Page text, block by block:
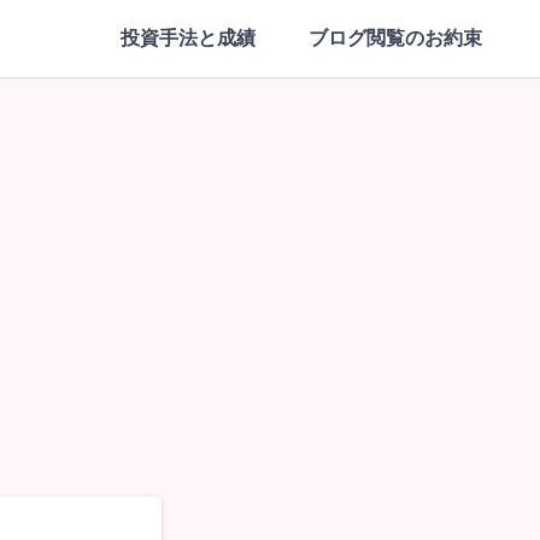
投資手法と成績 ブログ閲覧のお約束